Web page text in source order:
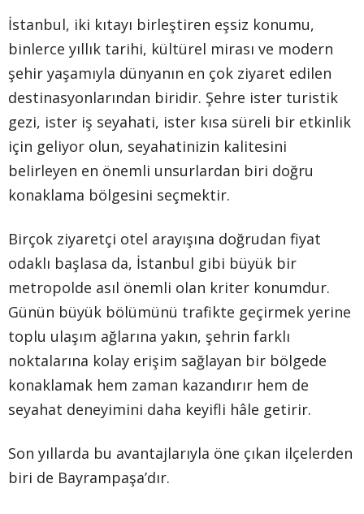
İstanbul, iki kıtayı birleştiren eşsiz konumu,
binlerce yıllık tarihi, kültürel mirası ve modern
şehir yaşamıyla dünyanın en çok ziyaret edilen
destinasyonlarından biridir. Şehre ister turistik
gezi, ister iş seyahati, ister kısa süreli bir etkinlik
için geliyor olun, seyahatinizin kalitesini
belirleyen en önemli unsurlardan biri doğru
konaklama bölgesini seçmektir.
Birçok ziyaretçi otel arayışına doğrudan fiyat
odaklı başlasa da, İstanbul gibi büyük bir
metropolde asıl önemli olan kriter konumdur.
Günün büyük bölümünü trafikte geçirmek yerine
toplu ulaşım ağlarına yakın, şehrin farklı
noktalarına kolay erişim sağlayan bir bölgede
konaklamak hem zaman kazandırır hem de
seyahat deneyimini daha keyifli hâle getirir.
Son yıllarda bu avantajlarıyla öne çıkan ilçelerden
biri de Bayrampaşa’dır.